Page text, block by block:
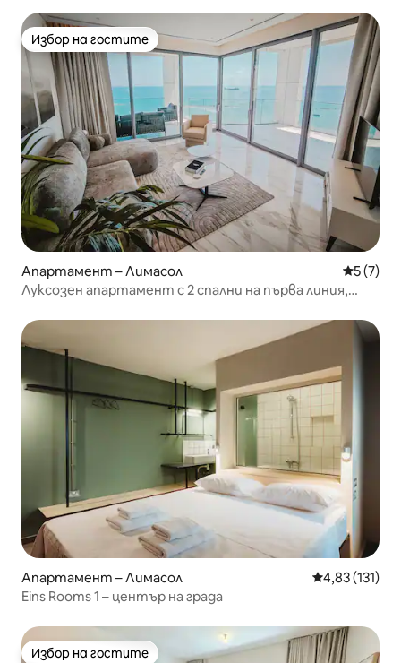
Избор на гостите
Избор на гостите
Апартамент – Лимасол Средна
5 (7)
Луксозен апартамент с 2 спални на първа линия,
Апартамент – Лимасол Средна
4,83 (131)
Eins Rooms 1 – център на града
Избор на гостите